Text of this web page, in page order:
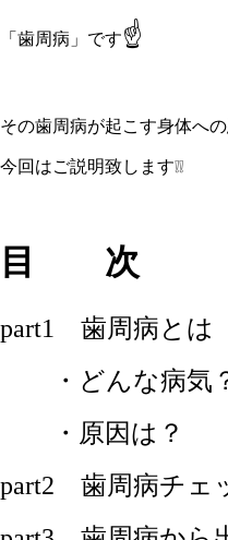
「歯周病」です☝
その歯周病が起こす身体へ
今回はご説明致します❕❕
目 次
part1 歯周病とは
・どんな病気
・原因は？
part2 歯周病チェ